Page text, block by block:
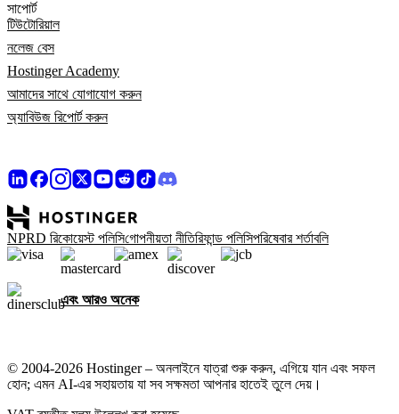
সাপোর্ট
টিউটোরিয়াল
নলেজ বেস
Hostinger Academy
আমাদের সাথে যোগাযোগ করুন
অ্যাবিউজ রিপোর্ট করুন
NPRD রিকোয়েস্ট পলিসিগোপনীয়তা নীতিরিফান্ড পলিসিপরিষেবার শর্তাবলি
এবং আরও অনেক
© 2004-2026 Hostinger – অনলাইনে যাত্রা শুরু করুন, এগিয়ে যান এবং সফল
হোন; এমন AI-এর সহায়তায় যা সব সক্ষমতা আপনার হাতেই তুলে দেয়।